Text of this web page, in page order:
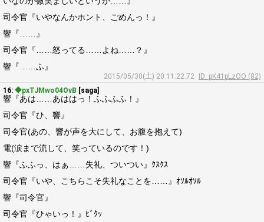
司令官『いやなんかホント、ごめんっ！』
響『……』
司令官『……怒ってる……よね……？』
響『……ふ』
2015/05/30(土) 20:11:22.72
ID: pK41pLzOO (82)
16: ◆pxTJMwo04OvB [saga]
響『あは……あははっ！ふふふふ！』
司令官『ひ、響』
司令官(あの、響が声を大にして、お腹を抱えて)
電(涙まで流して、笑っているのです！)
響『ふふっ、はぁ……失礼、ついつい』ｸｽｸｽ
司令官『いや、こちらこそ失礼なことを……』ｵｿﾙｵｿﾙ
響『司令官』
司令官『ひゃいっ！』ﾋﾞｸｯ